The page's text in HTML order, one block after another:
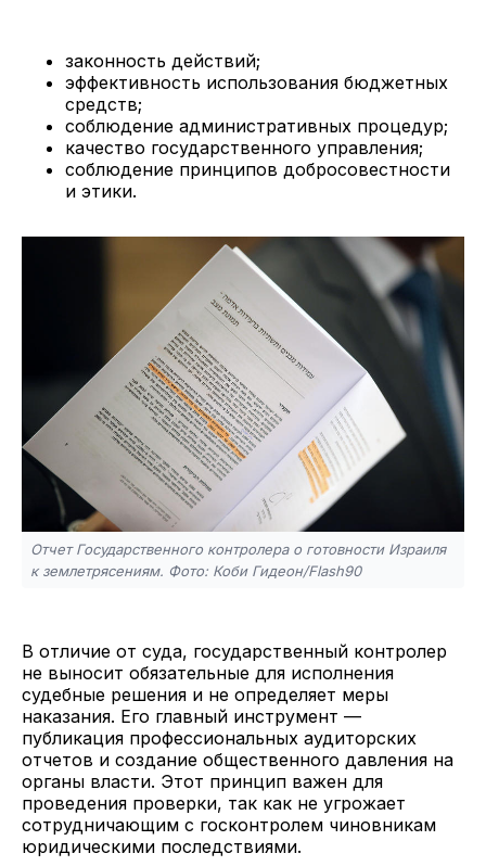
законность действий;
эффективность использования бюджетных
средств;
соблюдение административных процедур;
качество государственного управления;
соблюдение принципов добросовестности
и этики.
Отчет Государственного контролера о готовности Израиля
к землетрясениям. Фото: Коби Гидеон/Flash90
В отличие от суда, государственный контролер
не выносит обязательные для исполнения
судебные решения и не определяет меры
наказания. Его главный инструмент —
публикация профессиональных аудиторских
отчетов и создание общественного давления на
органы власти. Этот принцип важен для
проведения проверки, так как не угрожает
сотрудничающим с госконтролем чиновникам
юридическими последствиями.